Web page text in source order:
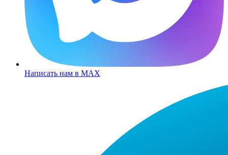
Написать нам в MAX